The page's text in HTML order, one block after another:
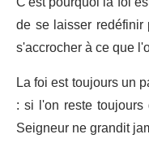
de se laisser
s'accrocher à ce que
La foi est toujours un
: si l'on reste
Seigneur ne grandit